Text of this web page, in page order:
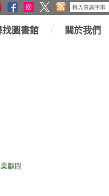
找圖書館 關於我們
顧問